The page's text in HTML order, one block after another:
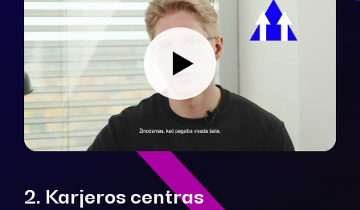
2. Karjeros centras